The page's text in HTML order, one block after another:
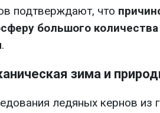
подтверждают, что
большого
.
зима и
ледяных кернов из